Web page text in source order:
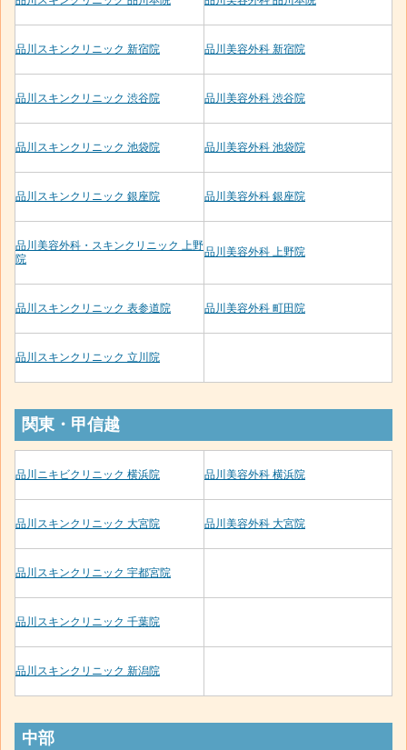
品川スキンクリニック 新宿院 品川美容外科 新宿院
品川スキンクリニック 渋谷院 品川美容外科 渋谷院
品川スキンクリニック 池袋院 品川美容外科 池袋院
品川スキンクリニック 銀座院 品川美容外科 銀座院
品川美容外科・スキンクリニック 上野
院
品川美容外科 上野院
品川スキンクリニック 表参道院 品川美容外科 町田院
品川スキンクリニック 立川院
関東・甲信越
品川ニキビクリニック 横浜院 品川美容外科 横浜院
品川スキンクリニック 大宮院 品川美容外科 大宮院
品川スキンクリニック 宇都宮院
品川スキンクリニック 千葉院
品川スキンクリニック 新潟院
中部